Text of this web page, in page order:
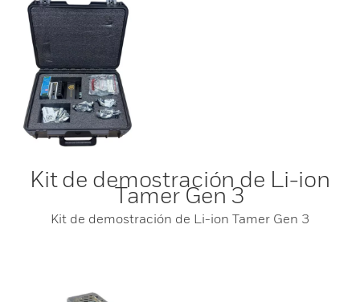
Kit de demostración de Li-ion
Tamer Gen 3
Kit de demostración de Li-ion Tamer Gen 3